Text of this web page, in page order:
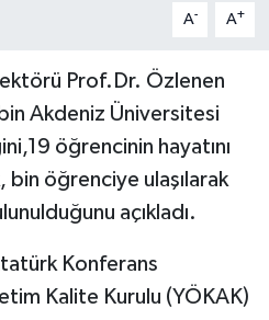
A- A+
Prof.Dr. Özlenen
Akdeniz Üniversitesi
öğrencinin hayatını
öğrenciye ulaşılarak
açıkladı.
Konferans
Kalite Kurulu (YÖKAK)